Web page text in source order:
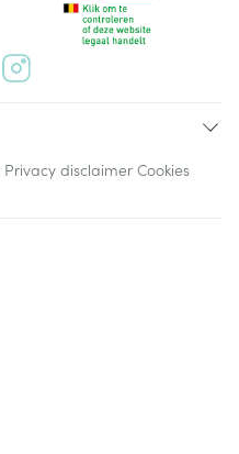
Privacy disclaimer Cookies